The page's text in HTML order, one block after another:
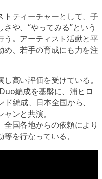
ティーチャーとして、子
や、“やってみる”という
う。アーティスト活動と平
め、若手の育成にも力を注
高い評価を受けている。
編成を基盤に、浦ヒロ
編成、日本全国から、
ンと共演。
国各地からの依頼により
を行なっている。